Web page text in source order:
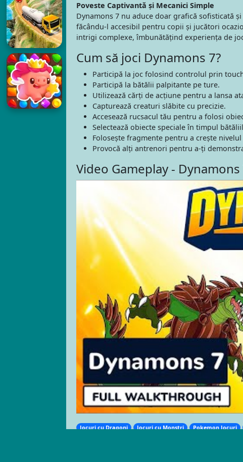
Poveste Captivantă și Mecanici Simple
Dynamons 7 nu aduce doar grafică sofisticată
făcându-l accesibil pentru copii și jucători
intrigi complexe, îmbunătățind experiența de
Cum să joci Dynamons 7?
Participă la joc folosind controlul prin
Participă la bătălii palpitante pe ture.
Utilizează cărți de acțiune pentru a lansa
Capturează creaturi slăbite cu precizie.
Accesează rucsacul tău pentru a folosi
Selectează obiecte speciale în timpul
Folosește fragmente pentru a crește
Provocă alți antrenori pentru a-ți
Video Gameplay - Dynamons
Jocuri cu Dragoni Jocuri cu Monștri Pokemon Jocuri